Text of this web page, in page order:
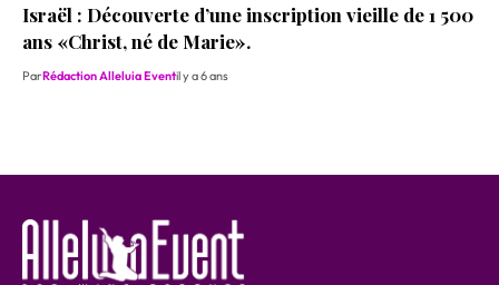
Israël : Découverte d’une inscription vieille de 1 500
ans «Christ, né de Marie».
ParRédaction Alleluia Eventil y a 6 ans